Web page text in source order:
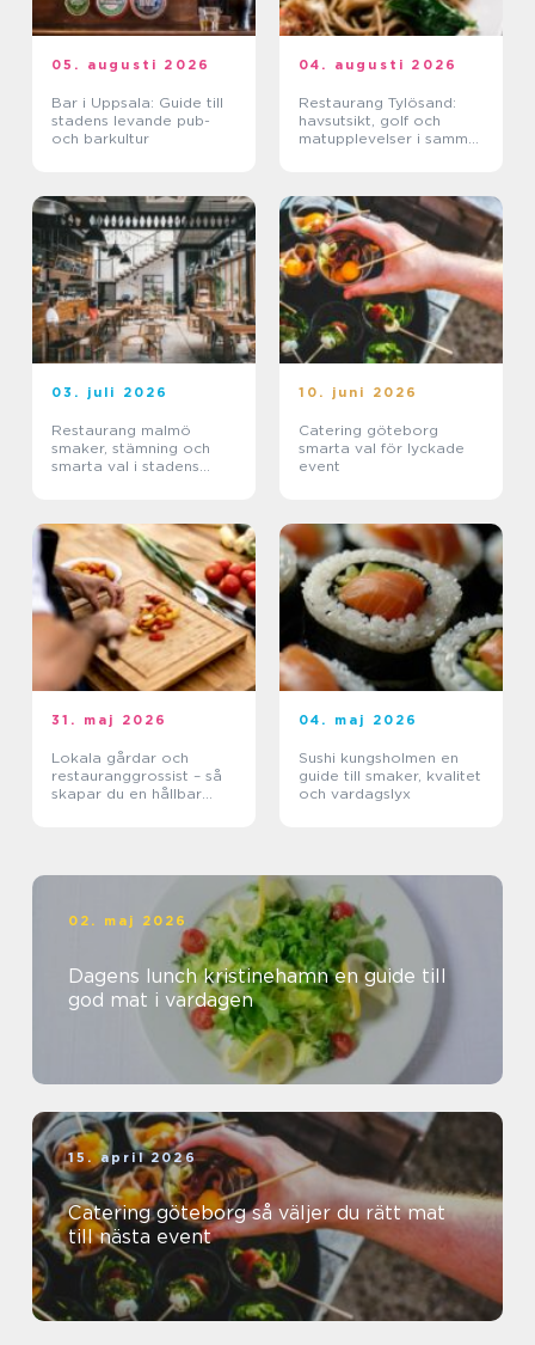
05. augusti 2026
Bar i Uppsala: Guide till
stadens levande pub-
och barkultur
04. augusti 2026
Restaurang Tylösand:
havsutsikt, golf och
matupplevelser i samma
03. juli 2026
Restaurang malmö
smaker, stämning och
smarta val i stadens
10. juni 2026
Catering göteborg
smarta val för lyckade
event
31. maj 2026
Lokala gårdar och
restauranggrossist – så
skapar du en hållbar
04. maj 2026
Sushi kungsholmen en
guide till smaker, kvalitet
och vardagslyx
02. maj 2026
Dagens lunch kristinehamn en guide till
god mat i vardagen
15. april 2026
Catering göteborg så väljer du rätt mat
till nästa event